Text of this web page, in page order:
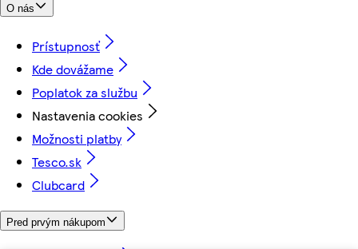
O nás
Prístupnosť
Kde dovážame
Poplatok za službu
Nastavenia cookies
Možnosti platby
Tesco.sk
Clubcard
Pred prvým nákupom